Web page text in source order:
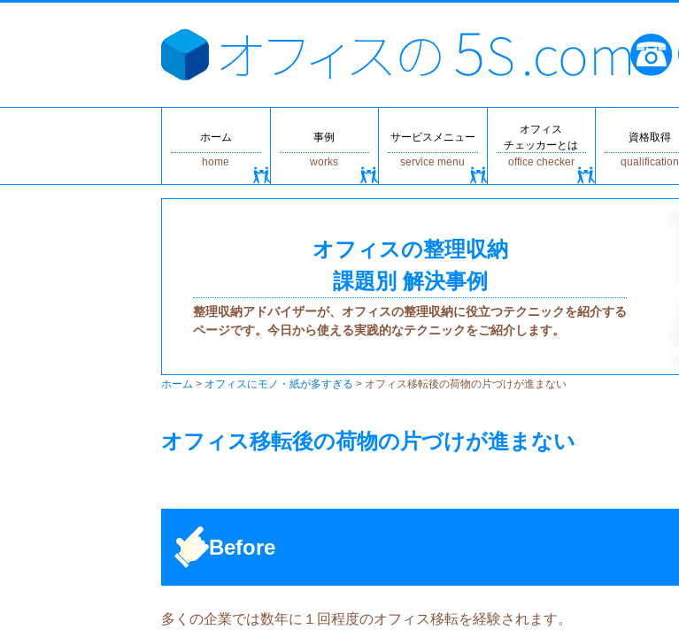
ホーム
home
事例
works
サービスメニュー
service menu
オフィス
チェッカーとは
office checker
資格取得
qualification
オフィスの整理収納
課題別 解決事例
整理収納アドバイザーが、オフィスの整理収納に役立つテクニックを紹介する
ページです。今日から使える実践的なテクニックをご紹介します。
ホーム > オフィスにモノ・紙が多すぎる > オフィス移転後の荷物の片づけが進まない
オフィス移転後の荷物の片づけが進まない
Before
多くの企業では数年に１回程度のオフィス移転を経験されます。